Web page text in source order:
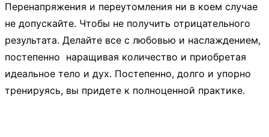
Перенапряжения и переутомления ни в коем случае
не допускайте. Чтобы не получить отрицательного
результата. Делайте все с любовью и наслаждением,
постепенно наращивая количество и приобретая
идеальное тело и дух. Постепенно, долго и упорно
тренируясь, вы придете к полноценной практике.